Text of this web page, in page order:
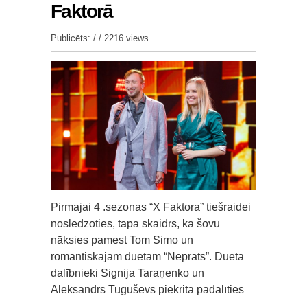
Faktorā
Publicēts: / / 2216 views
Pirmajai 4 .sezonas “X Faktora” tiešraidei
noslēdzoties, tapa skaidrs, ka šovu
nāksies pamest Tom Simo un
romantiskajam duetam “Neprāts”. Dueta
dalībnieki Signija Taraņenko un
Aleksandrs Tuguševs piekrita padalīties